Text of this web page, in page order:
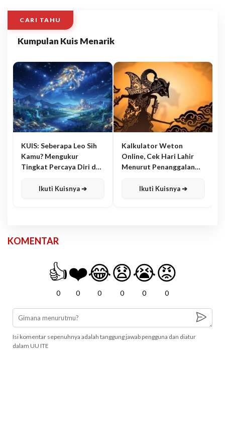
CARI TAHU
Kumpulan Kuis Menarik
KUIS: Seberapa Leo Sih
Kamu? Mengukur
Tingkat Percaya Diri dan
Ikuti Kuisnya ➔
Kalkulator Weton
Online, Cek Hari Lahir
Menurut Penanggalan
Ikuti Kuisnya ➔
KOMENTAR
👍
0
❤️
0
😂
0
😧
0
😭
0
😡
0
Isi komentar sepenuhnya adalah tanggung jawab pengguna dan diatur
dalam UU ITE